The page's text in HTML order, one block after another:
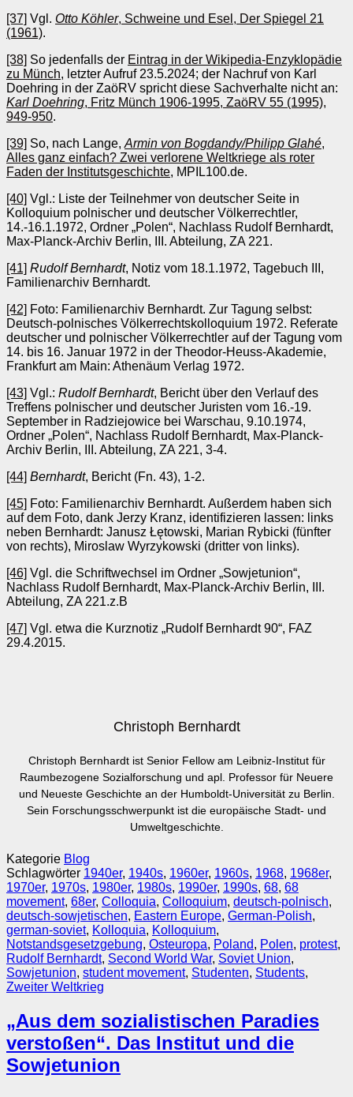
[37] Vgl. Otto Köhler, Schweine und Esel, Der Spiegel 21
(1961).
[38] So jedenfalls der Eintrag in der Wikipedia-Enzyklopädie
zu Münch, letzter Aufruf 23.5.2024; der Nachruf von Karl
Doehring in der ZaöRV spricht diese Sachverhalte nicht an:
Karl Doehring, Fritz Münch 1906-1995, ZaöRV 55 (1995),
949-950.
[39] So, nach Lange,Armin von Bogdandy/Philipp Glahé,
Alles ganz einfach? Zwei verlorene Weltkriege als roter
Faden der Institutsgeschichte, MPIL100.de.
[40] Vgl.: Liste der Teilnehmer von deutscher Seite in
Kolloquium polnischer und deutscher Völkerrechtler,
14.-16.1.1972, Ordner „Polen“, Nachlass Rudolf Bernhardt,
Max-Planck-Archiv Berlin, III. Abteilung, ZA 221.
[41] Rudolf Bernhardt, Notiz vom 18.1.1972, Tagebuch III,
Familienarchiv Bernhardt.
[42] Foto: Familienarchiv Bernhardt. Zur Tagung selbst:
Deutsch-polnisches Völkerrechtskolloquium 1972. Referate
deutscher und polnischer Völkerrechtler auf der Tagung vom
14. bis 16. Januar 1972 in der Theodor-Heuss-Akademie,
Frankfurt am Main: Athenäum Verlag 1972.
[43] Vgl.: Rudolf Bernhardt, Bericht über den Verlauf des
Treffens polnischer und deutscher Juristen vom 16.-19.
September in Radziejowice bei Warschau, 9.10.1974,
Ordner „Polen“, Nachlass Rudolf Bernhardt, Max-Planck-
Archiv Berlin, III. Abteilung, ZA 221, 3-4.
[44] Bernhardt, Bericht (Fn. 43), 1-2.
[45] Foto: Familienarchiv Bernhardt. Außerdem haben sich
auf dem Foto, dank Jerzy Kranz, identifizieren lassen: links
neben Bernhardt: Janusz Łętowski, Marian Rybicki (fünfter
von rechts), Miroslaw Wyrzykowski (dritter von links).
[46] Vgl. die Schriftwechsel im Ordner „Sowjetunion“,
Nachlass Rudolf Bernhardt, Max-Planck-Archiv Berlin, III.
Abteilung, ZA 221.z.B
[47] Vgl. etwa die Kurznotiz „Rudolf Bernhardt 90“, FAZ
29.4.2015.
Christoph Bernhardt
Christoph Bernhardt ist Senior Fellow am Leibniz-Institut für
Raumbezogene Sozialforschung und apl. Professor für Neuere
und Neueste Geschichte an der Humboldt-Universität zu Berlin.
Sein Forschungsschwerpunkt ist die europäische Stadt- und
Umweltgeschichte.
Kategorie Blog
Schlagwörter 1940er, 1940s, 1960er, 1960s, 1968, 1968er,
1970er, 1970s, 1980er, 1980s, 1990er, 1990s, 68, 68
movement, 68er, Colloquia, Colloquium, deutsch-polnisch,
deutsch-sowjetischen, Eastern Europe, German-Polish,
german-soviet, Kolloquia, Kolloquium,
Notstandsgesetzgebung, Osteuropa, Poland, Polen, protest,
Rudolf Bernhardt, Second World War, Soviet Union,
Sowjetunion, student movement, Studenten, Students,
Zweiter Weltkrieg
„Aus dem sozialistischen Paradies
verstoßen“. Das Institut und die
Sowjetunion